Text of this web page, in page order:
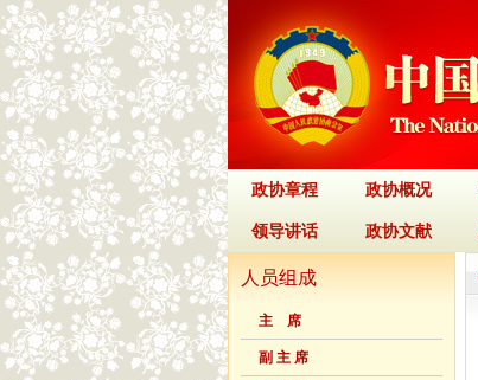
政协章程 政协概况
领导讲话 政协文献
人员组成
主 席
副 主 席